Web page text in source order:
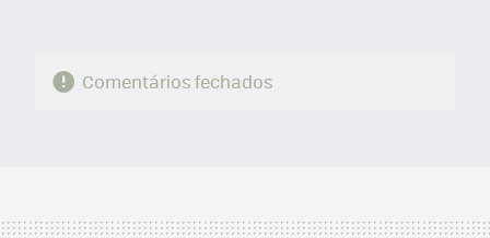
Comentários fechados